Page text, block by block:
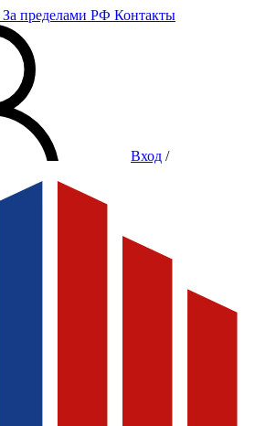
За пределами РФ Контакты
Вход /